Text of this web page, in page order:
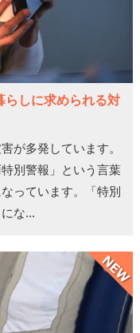
らしに求められる対
が多発しています。
別警報」という言葉
っています。「特別
な...